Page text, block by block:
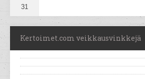
31
Kertoimet.com veikkausvinkkejä